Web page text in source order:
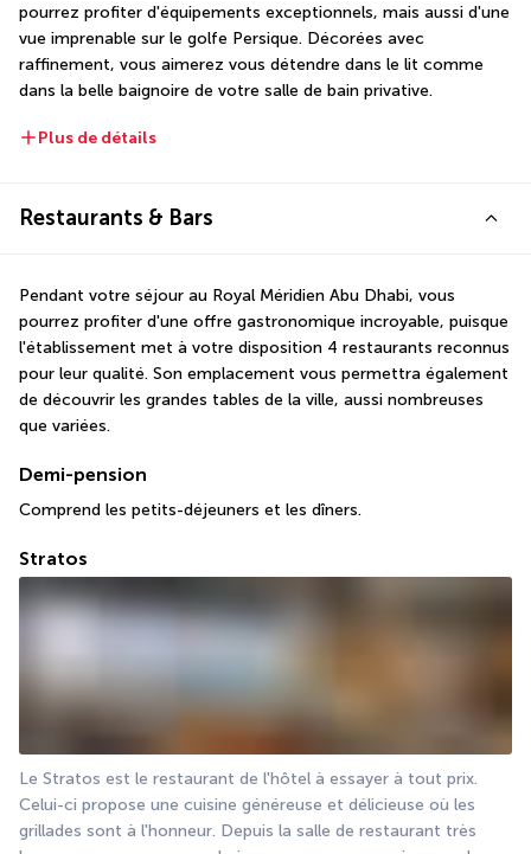
pourrez profiter d'équipements exceptionnels, mais aussi d'une
vue imprenable sur le golfe Persique. Décorées avec
raffinement, vous aimerez vous détendre dans le lit comme
dans la belle baignoire de votre salle de bain privative.
Plus de détails
Restaurants & Bars
Pendant votre séjour au Royal Méridien Abu Dhabi, vous
pourrez profiter d'une offre gastronomique incroyable, puisque
l'établissement met à votre disposition 4 restaurants reconnus
pour leur qualité. Son emplacement vous permettra également
de découvrir les grandes tables de la ville, aussi nombreuses
que variées.
Demi-pension
Comprend les petits-déjeuners et les dîners.
Stratos
Le Stratos est le restaurant de l'hôtel à essayer à tout prix.
Celui-ci propose une cuisine généreuse et délicieuse où les
grillades sont à l'honneur. Depuis la salle de restaurant très